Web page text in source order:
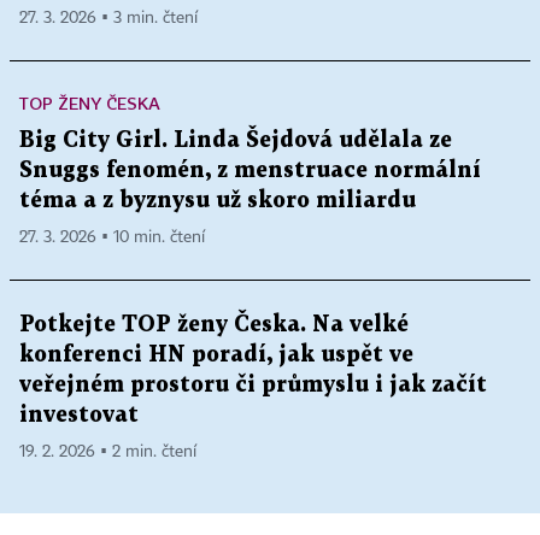
27. 3. 2026 ▪ 3 min. čtení
TOP ŽENY ČESKA
Big City Girl. Linda Šejdová udělala ze
Snuggs fenomén, z menstruace normální
téma a z byznysu už skoro miliardu
27. 3. 2026 ▪ 10 min. čtení
Potkejte TOP ženy Česka. Na velké
konferenci HN poradí, jak uspět ve
veřejném prostoru či průmyslu i jak začít
investovat
19. 2. 2026 ▪ 2 min. čtení